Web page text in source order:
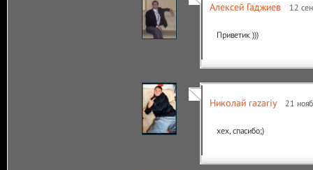
Алексей Гаджиев 12
Приветик )))
Николай razariy 21
хех, спасибо;)